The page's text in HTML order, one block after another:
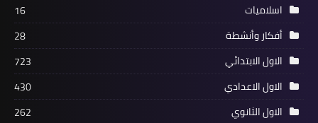
اسلاميات
16
أفكار وأنشطة
28
الاول الابتدائي
723
الاول الاعدادي
430
الاول الثانوي
262